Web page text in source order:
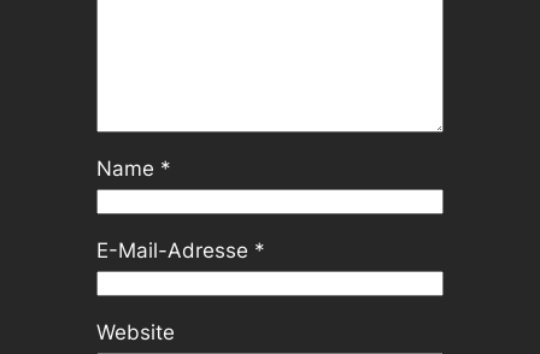
Name *
E-Mail-Adresse *
Website